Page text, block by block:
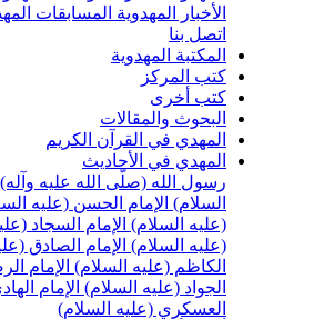
المهدويةالمسابقات المهدويةالتقويم
المهدوية
والمقالات
في القرآن الكريم
في الأحاديث
الله (صلّى الله عليه وآله) أمير المؤمنين
الإمام الحسن (عليه السلام) الإمام
الإمام السجاد (عليه السلام)
الإمام الصادق (عليه السلام)
(عليه السلام) الإمام الرضا (عليه
(عليه السلام) الإمام الهادي (عليه
(عليه السلام)